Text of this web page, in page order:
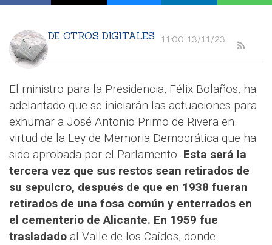
DE OTROS DIGITALES 11:00 13/11/23
El ministro para la Presidencia, Félix Bolaños, ha
adelantado que se iniciarán las actuaciones para
exhumar a José Antonio Primo de Rivera en
virtud de la Ley de Memoria Democrática que ha
sido aprobada por el Parlamento. Esta será la
tercera vez que sus restos sean retirados de
su sepulcro, después de que en 1938 fueran
retirados de una fosa común y enterrados en
el cementerio de Alicante. En 1959 fue
trasladado al Valle de los Caídos, donde